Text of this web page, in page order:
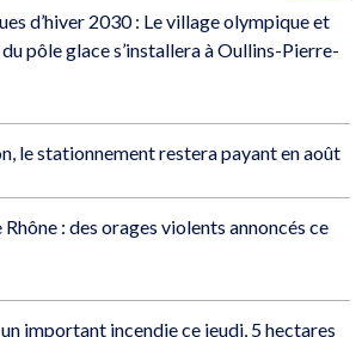
d’hiver 2030 : Le village olympique et
pôle glace s’installera à Oullins-Pierre-
le stationnement restera payant en août
: des orages violents annoncés ce
un important incendie ce jeudi, 5 hectares